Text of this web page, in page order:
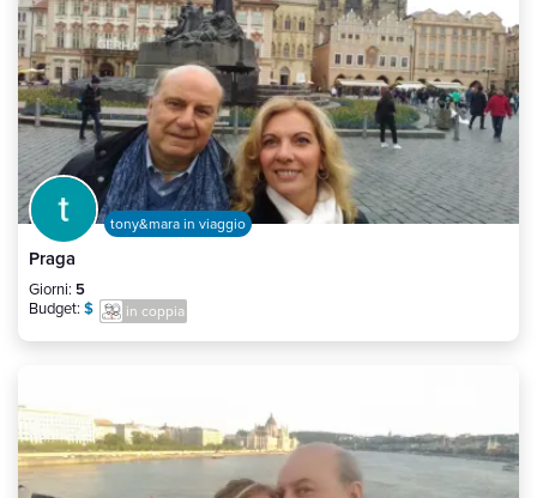
tony&mara in viaggio
Praga
Giorni: 5
Budget: $ in coppia